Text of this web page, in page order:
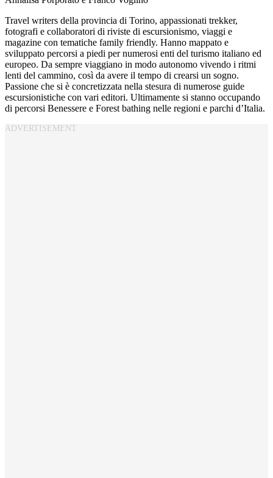
Travel writers della provincia di Torino, appassionati trekker,
fotografi e collaboratori di riviste di escursionismo, viaggi e
magazine con tematiche family friendly. Hanno mappato e
sviluppato percorsi a piedi per numerosi enti del turismo italiano ed
europeo. Da sempre viaggiano in modo autonomo vivendo i ritmi
lenti del cammino, così da avere il tempo di crearsi un sogno.
Passione che si è concretizzata nella stesura di numerose guide
escursionistiche con vari editori. Ultimamente si stanno occupando
di percorsi Benessere e Forest bathing nelle regioni e parchi d’Italia.